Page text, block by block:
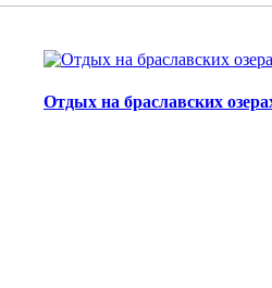
Отдых на браславских